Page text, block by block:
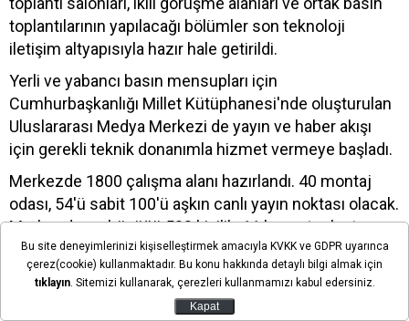
toplantılarının yapılacağı bölümler son teknoloji
iletişim altyapısıyla hazır hale getirildi.
Yerli ve yabancı basın mensupları için
Cumhurbaşkanlığı Millet Kütüphanesi'nde oluşturulan
Uluslararası Medya Merkezi de yayın ve haber akışı
için gerekli teknik donanımla hizmet vermeye başladı.
Merkezde 1800 çalışma alanı hazırlandı. 40 montaj
odası, 54'ü sabit 100'ü aşkın canlı yayın noktası olacak.
Merkezde en büyüğü 500 kişilik, 11 basın toplantısı
salonu yer alıyor. Zirve için Ankara'da 850 kişilik medya
görev gücü oluşturuldu. Yayıncı kuruluş TRT 96
kamera, 18 canlı yayın aracıyla 26 noktadan yayın
Bu site deneyimlerinizi kişiselleştirmek amacıyla KVKK ve GDPR uyarınca
çerez(cookie) kullanmaktadır. Bu konu hakkında detaylı bilgi almak için
tıklayın. Sitemizi kullanarak, çerezleri kullanmamızı kabul edersiniz.
Kapat